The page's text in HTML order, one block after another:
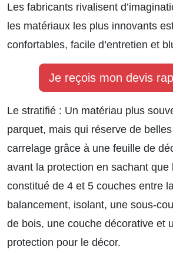
Les fabricants rivalisent
les matériaux les plus innovants
confortables, facile d’entretien et
Je reçois mon devis
Le stratifié : Un matériau plus
parquet, mais qui réserve de
carrelage grâce à une feuille de
avant la protection en sachant que
constitué de 4 et 5 couches entre
balancement, isolant, une sous-
de bois, une couche décorative et
protection pour le décor.